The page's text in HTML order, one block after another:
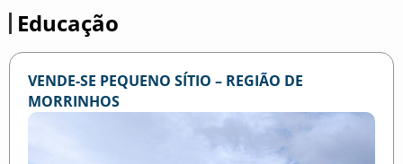
Educação
VENDE-SE PEQUENO SÍTIO – REGIÃO DE
MORRINHOS